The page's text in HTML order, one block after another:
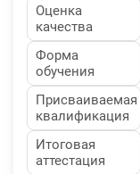
Оценка
качества
Форма
обучения
Присваиваемая
квалификация
Итоговая
аттестация